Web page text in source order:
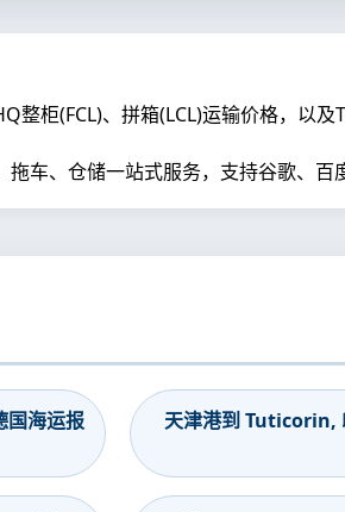
柜(FCL)、拼箱(LCL)运输价格，以及
车、仓储一站式服务，支持谷歌、百
海运报
天津港到 Tuticorin,